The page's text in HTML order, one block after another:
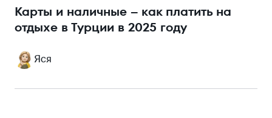
Какую валюту брать в Турцию: доллары, евро,
₽
Общие советы
Карты и наличные – как платить на
отдыхе в Турции в 2025 году
Яся